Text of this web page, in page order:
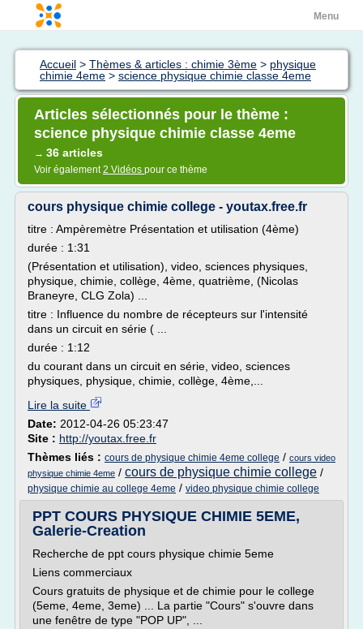
Menu
Accueil > Thèmes & articles : chimie 3ème > physique
chimie 4eme > science physique chimie classe 4eme
Articles sélectionnés pour le thème :
science physique chimie classe 4eme
→ 36 articles
Voir également2 Vidéos pour ce thème
cours physique chimie college - youtax.free.fr
titre : Ampèremètre Présentation et utilisation (4ème)
durée : 1:31
(Présentation et utilisation), video, sciences physiques,
physique, chimie, collège, 4ème, quatrième, (Nicolas
Braneyre, CLG Zola) ...
titre : Influence du nombre de récepteurs sur l'intensité
dans un circuit en série ( ...
durée : 1:12
du courant dans un circuit en série, video, sciences
physiques, physique, chimie, collège, 4ème,...
Lire la suite
Date: 2012-04-26 05:23:47
Site : http://youtax.free.fr
Thèmes liés : cours de physique chimie 4eme college / cours video
physique chimie 4eme / cours de physique chimie college /
physique chimie au college 4eme / video physique chimie college
PPT COURS PHYSIQUE CHIMIE 5EME,
Galerie-Creation
Recherche de ppt cours physique chimie 5eme
Liens commerciaux
Cours gratuits de physique et de chimie pour le college
(5eme, 4eme, 3eme) ... La partie "Cours" s'ouvre dans
une fenêtre de type "POP UP", ...